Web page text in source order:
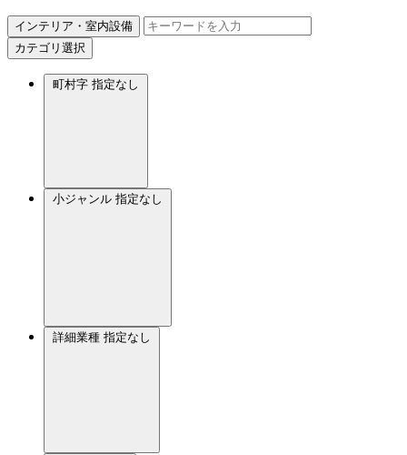
インテリア・室内設備
カテゴリ選択
町村字 指定なし
小ジャンル 指定なし
詳細業種 指定なし